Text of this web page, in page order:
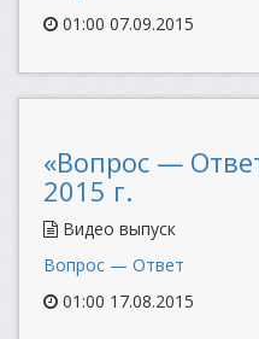
01:00 07.09.2015
«Вопрос —
2015 г.
Видео выпуск
Вопрос — Ответ
01:00 17.08.2015